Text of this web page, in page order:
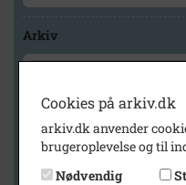
Arkiv
Geografi
Cookies på arkiv.dk
arkiv.dk anvender
brugeroplevelse og til
Nødvendig